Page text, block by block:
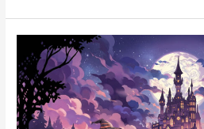
伎
店
第
2
弾
り
返
り